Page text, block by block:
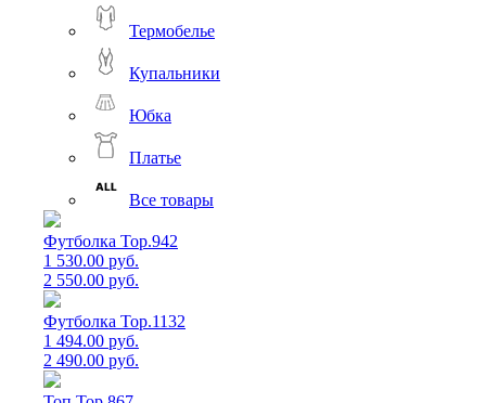
Термобелье
Купальники
Юбка
Платье
Все товары
Футболка Top.942
1 530.00 руб.
2 550.00 руб.
Футболка Top.1132
1 494.00 руб.
2 490.00 руб.